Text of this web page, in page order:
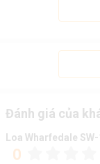
Đánh giá của
Loa Wharfedale
0